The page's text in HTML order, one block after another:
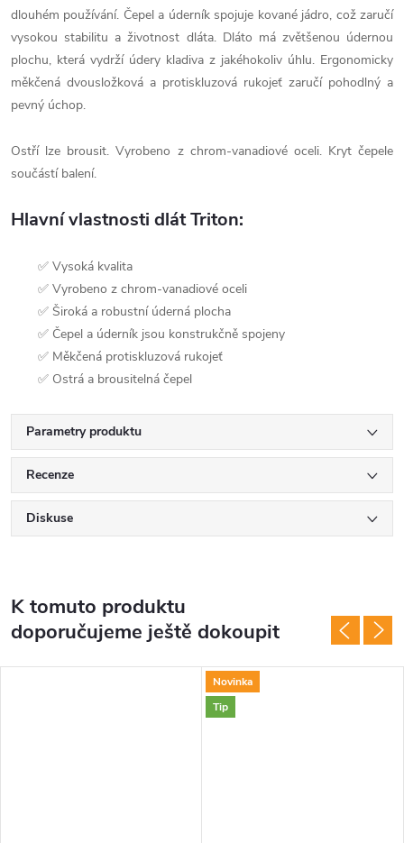
dlouhém používání. Čepel a úderník spojuje kované jádro, což zaručí
vysokou stabilitu a životnost dláta. Dláto má zvětšenou údernou
plochu, která vydrží údery kladiva z jakéhokoliv úhlu. Ergonomicky
měkčená dvousložková a protiskluzová rukojeť zaručí pohodlný a
pevný úchop.
Ostří lze brousit. Vyrobeno z chrom-vanadiové oceli. Kryt čepele
součástí balení.
Hlavní vlastnosti dlát Triton:
✅ Vysoká kvalita
✅ Vyrobeno z chrom-vanadiové oceli
✅ Široká a robustní úderná plocha
✅ Čepel a úderník jsou konstrukčně spojeny
✅ Měkčená protiskluzová rukojeť
✅ Ostrá a brousitelná čepel
Parametry produktu
Recenze
Diskuse
K tomuto produktu
doporučujeme ještě dokoupit
Novinka
Tip